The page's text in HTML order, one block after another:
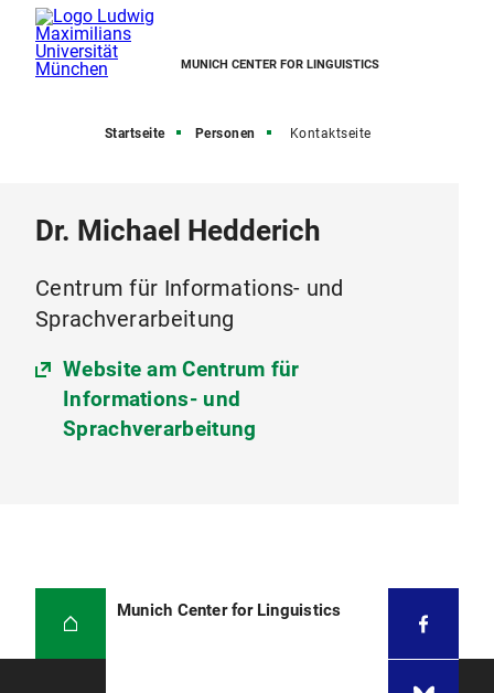
MUNICH CENTER FOR LINGUISTICS
Startseite Personen Kontaktseite
Dr. Michael Hedderich
Centrum für Informations- und
Sprachverarbeitung
Website am Centrum für
Informations- und
Sprachverarbeitung
Munich Center for Linguistics